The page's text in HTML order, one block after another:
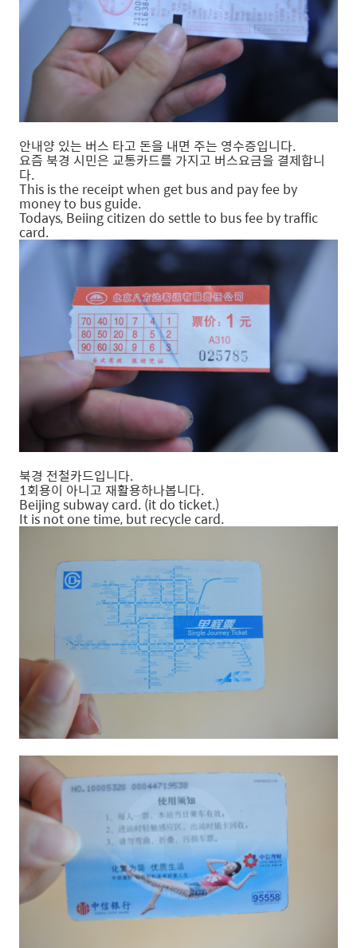
안내양 있는 버스 타고 돈을 내면 주는 영수증입니다.
요즘 북경 시민은 교통카드를 가지고 버스요금을 결제합니
다.
This is the receipt when get bus and pay fee by
money to bus guide.
Todays, Beiing citizen do settle to bus fee by traffic
card.
북경 전철카드입니다.
1회용이 아니고 재활용하나봅니다.
Beijing subway card. (it do ticket.)
It is not one time, but recycle card.